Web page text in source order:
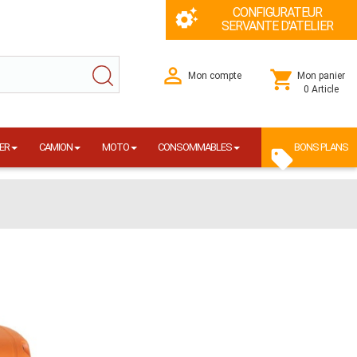
CONFIGURATEUR
SERVANTE D'ATELIER
Mon compte
Mon panier
0 Article
CAMION MOTO CONSOMMABLES BONS PLANS